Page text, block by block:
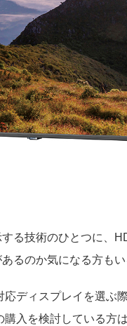
る技術のひとつに、
るのか気になる方もい
ディスプレイを選ぶ
入を検討している方